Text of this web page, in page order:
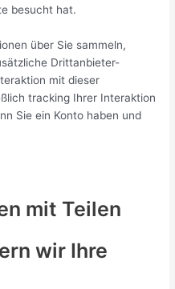
besucht hat.
über Sie sammeln,
Drittanbieter-
mit dieser
tracking Ihrer Interaktion
Sie ein Konto haben und
mit Teilen
wir Ihre